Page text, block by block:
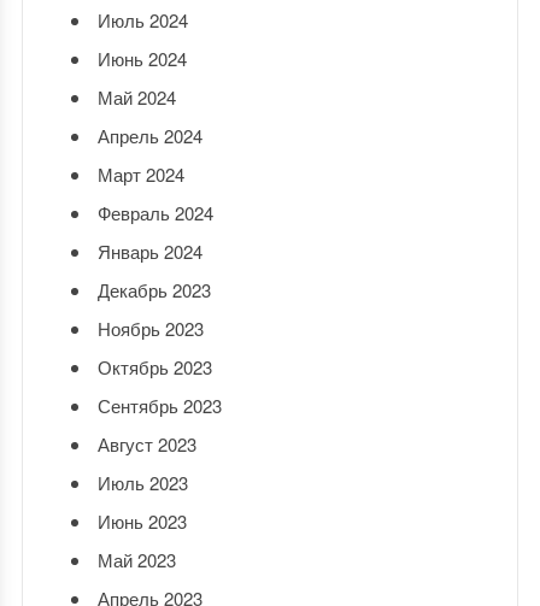
Июль 2024
Июнь 2024
Май 2024
Апрель 2024
Март 2024
Февраль 2024
Январь 2024
Декабрь 2023
Ноябрь 2023
Октябрь 2023
Сентябрь 2023
Август 2023
Июль 2023
Июнь 2023
Май 2023
Апрель 2023